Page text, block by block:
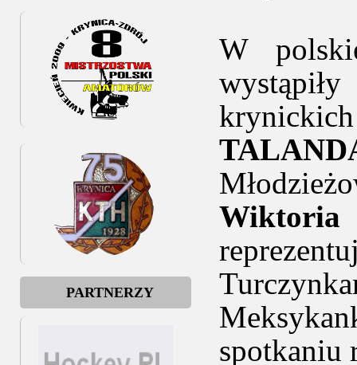
PARTNERZY
W
Wiktoria
spotkaniu